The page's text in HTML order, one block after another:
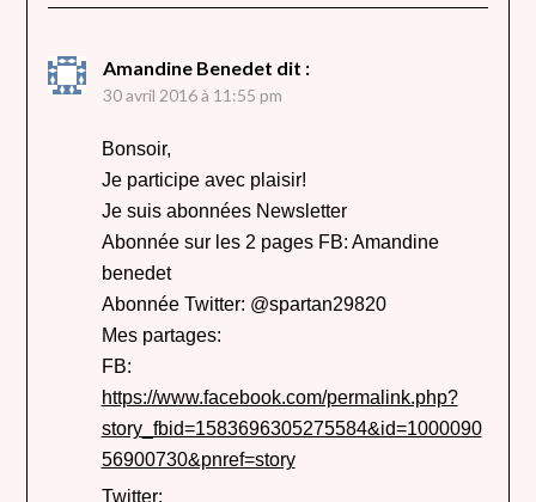
Amandine Benedet dit :
30 avril 2016 à 11:55 pm
Bonsoir,
Je participe avec plaisir!
Je suis abonnées Newsletter
Abonnée sur les 2 pages FB: Amandine
benedet
Abonnée Twitter: @spartan29820
Mes partages:
FB:
https://www.facebook.com/permalink.php?
story_fbid=1583696305275584&id=1000090
56900730&pnref=story
Twitter: